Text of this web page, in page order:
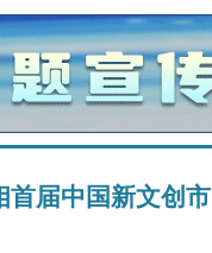
首届中国新文创市